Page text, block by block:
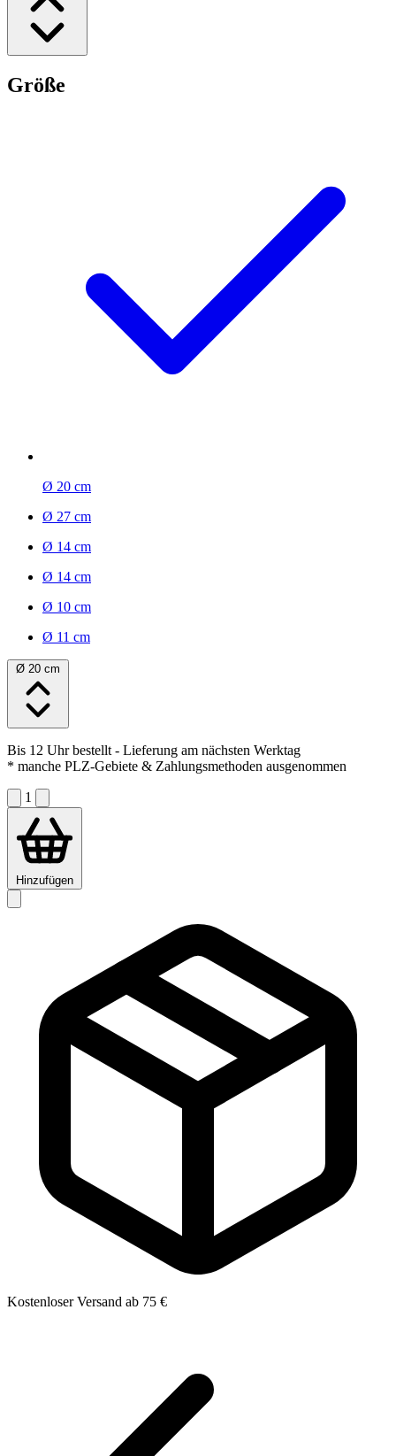
Größe
Ø 20 cm
Ø 27 cm
Ø 14 cm
Ø 14 cm
Ø 10 cm
Ø 11 cm
Ø 20 cm
Bis 12 Uhr bestellt- Lieferung am nächsten Werktag
* manche PLZ-Gebiete & Zahlungsmethoden ausgenommen
1
Hinzufügen
Kostenloser Versand ab 75 €